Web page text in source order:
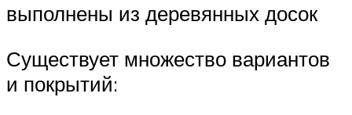
выполнены из деревянных досок
Существует множество вариантов
и покрытий: